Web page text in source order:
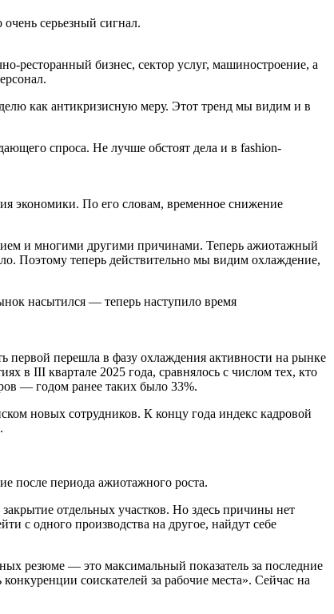
серьезный сигнал.
ресторанный бизнес, сектор услуг, машиностроение, а
как антикризисную меру. Этот тренд мы видим и в
спроса. Не лучше обстоят дела и в fashion-
экономики. По его словам, временное снижение
и многими другими причинами. Теперь ажиотажный
Поэтому теперь действительно мы видим охлаждение,
насытился — теперь наступило время
перешла в фазу охлаждения активности на рынке
в III квартале 2025 года, сравнялось с числом тех, кто
— годом ранее таких было 33%.
новых сотрудников. К концу года индекс кадровой
после периода ажиотажного роста.
отдельных участков. Но здесь причины нет
с одного производства на другое, найдут себе
резюме — это максимальный показатель за последние
соискателей за рабочие места». Сейчас на